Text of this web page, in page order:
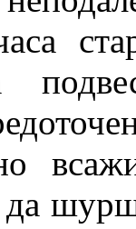
да